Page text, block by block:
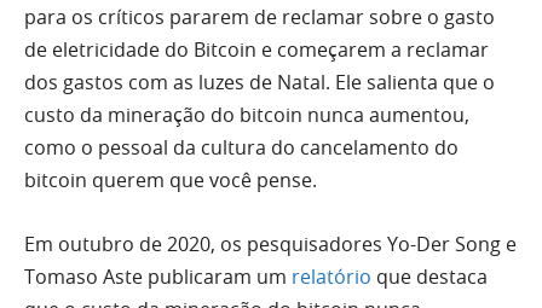
para os críticos pararem de reclamar sobre o gasto
de eletricidade do Bitcoin e começarem a reclamar
dos gastos com as luzes de Natal. Ele salienta que o
custo da mineração do bitcoin nunca aumentou,
como o pessoal da cultura do cancelamento do
bitcoin querem que você pense.
Em outubro de 2020, os pesquisadores Yo-Der Song e
Tomaso Aste publicaram um relatório que destaca